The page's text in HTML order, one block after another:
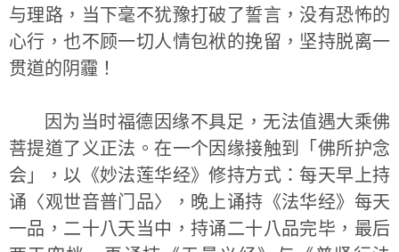
与理路，当下毫不犹豫打破了誓言，没有恐怖的
心行，也不顾一切人情包袱的挽留，坚持脱离一
贯道的阴霾！
因为当时福德因缘不具足，无法值遇大乘佛
菩提道了义正法。在一个因缘接触到「佛所护念
会」，以《妙法莲华经》修持方式：每天早上持
诵〈观世音普门品〉，晚上诵持《法华经》每天
一品，二十八天当中，持诵二十八品完毕，最后